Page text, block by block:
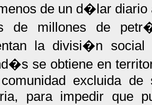
de un d�lar
de millones de
la divisi�n
se obtiene en
excluida
para impedir que